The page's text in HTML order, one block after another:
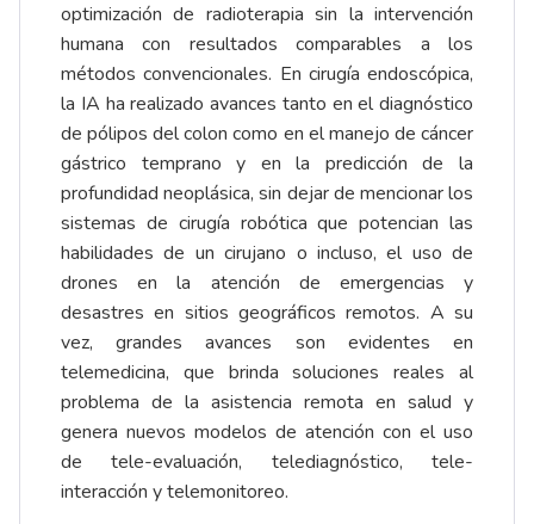
optimización de radioterapia sin la intervención
humana con resultados comparables a los
métodos convencionales. En cirugía endoscópica,
la IA ha realizado avances tanto en el diagnóstico
de pólipos del colon como en el manejo de cáncer
gástrico temprano y en la predicción de la
profundidad neoplásica, sin dejar de mencionar los
sistemas de cirugía robótica que potencian las
habilidades de un cirujano o incluso, el uso de
drones en la atención de emergencias y
desastres en sitios geográficos remotos. A su
vez, grandes avances son evidentes en
telemedicina, que brinda soluciones reales al
problema de la asistencia remota en salud y
genera nuevos modelos de atención con el uso
de tele-evaluación, telediagnóstico, tele-
interacción y telemonitoreo.